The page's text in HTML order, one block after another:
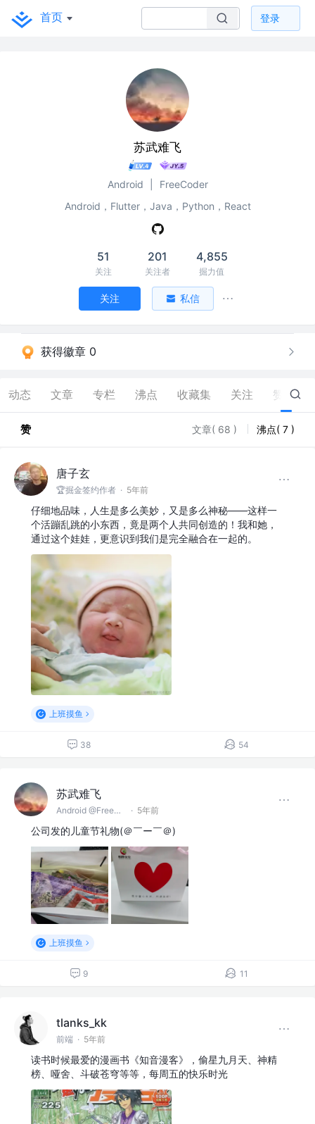
首页 登录
苏武难飞
Android
FreeCoder
Android，Flutter，Java，Python，React
51
关注
201
关注者
4,855
掘力值
关注 私信
获得徽章 0
动态 文章 专栏 沸点 收藏集 关注 赞 75
赞 文章( 68 ) 沸点( 7 )
唐子玄
🏆掘金签约作者 · 5年前
仔细地品味，人生是多么美妙，又是多么神秘——这样一
个活蹦乱跳的小东西，竟是两个人共同创造的！我和她，
通过这个娃娃，更意识到我们是完全融合在一起的。
上班摸鱼
38 54
苏武难飞
Android @FreeCoder · 5年前
公司发的儿童节礼物(＠￣ー￣＠)
上班摸鱼
9 11
tlanks_kk
前端 · 5年前
读书时候最爱的漫画书《知音漫客》，偷星九月天、神精
榜、哑舍、斗破苍穹等等，每周五的快乐时光